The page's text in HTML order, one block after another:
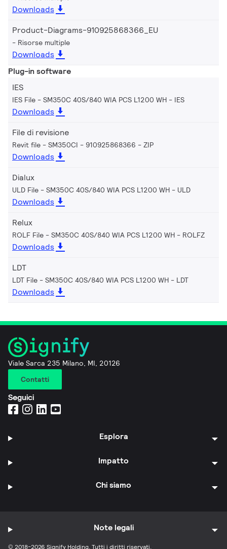
Downloads
Product-Diagrams-910925868366_EU
Risorse multiple
Downloads
Plug-in software
IES
IES File - SM350C 40S/840 WIA PCS L1200 WH IES
Downloads
File di revisione
Revit file - SM350CI - 910925868366 ZIP
Downloads
Dialux
ULD File - SM350C 40S/840 WIA PCS L1200 WH ULD
Downloads
Relux
ROLF File - SM350C 40S/840 WIA PCS L1200 WH ROLFZ
Downloads
LDT
LDT File - SM350C 40S/840 WIA PCS L1200 WH LDT
Downloads
Viale Sarca 235 Milano, MI, 20126
Contatti
Seguici
Esplora
Impatto
Chi siamo
© 2018-2026 Signify Holding. Tutti i diritti riservati.
Note legali